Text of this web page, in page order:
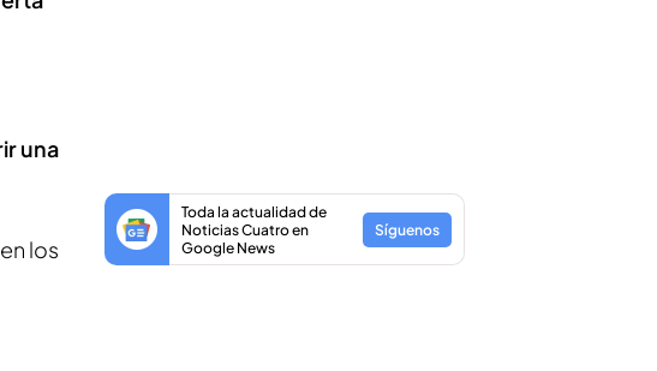
una
los
Toda la actualidad de
Noticias Cuatro en
Google News
Síguenos